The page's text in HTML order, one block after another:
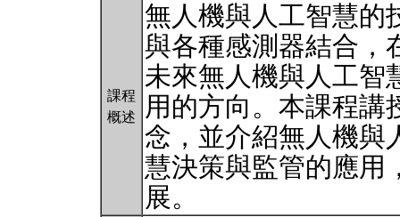
課程
概述
無人機與人工智慧的
與各種感測器結合，
未來無人機與人工智
用的方向。本課程講
念，並介紹無人機與
慧決策與監管的應用
展。